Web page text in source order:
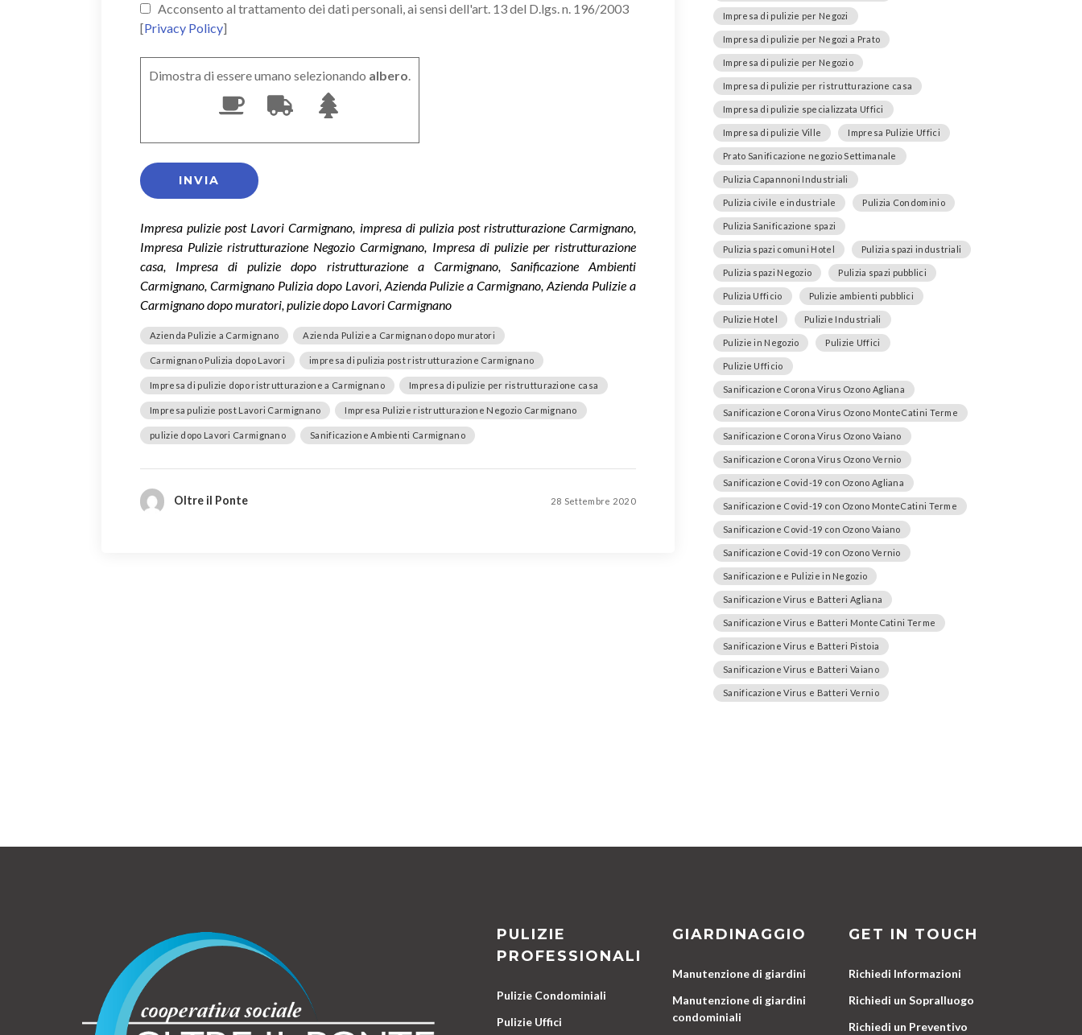
Acconsento al trattamento dei dati personali, ai sensi dell'art. 13 del D.lgs. n. 196/2003
[Privacy Policy]
Dimostra di essere umano selezionando albero.
Impresa pulizie post Lavori Carmignano, impresa di pulizia post ristrutturazione Carmignano,
Impresa Pulizie ristrutturazione Negozio Carmignano, Impresa di pulizie per ristrutturazione
casa, Impresa di pulizie dopo ristrutturazione a Carmignano, Sanificazione Ambienti
Carmignano, Carmignano Pulizia dopo Lavori, Azienda Pulizie a Carmignano, Azienda Pulizie a
Carmignano dopo muratori, pulizie dopo Lavori Carmignano
Azienda Pulizie a Carmignano Azienda Pulizie a Carmignano dopo muratori
Carmignano Pulizia dopo Lavori impresa di pulizia post ristrutturazione Carmignano
Impresa di pulizie dopo ristrutturazione a Carmignano Impresa di pulizie per ristrutturazione casa
Impresa pulizie post Lavori Carmignano Impresa Pulizie ristrutturazione Negozio Carmignano
pulizie dopo Lavori Carmignano Sanificazione Ambienti Carmignano
Oltre il Ponte 28 Settembre 2020
Impresa di pulizie per Negozi
Impresa di pulizie per Negozi a Prato
Impresa di pulizie per Negozio
Impresa di pulizie per ristrutturazione casa
Impresa di pulizie specializzata Uffici
Impresa di pulizie Ville Impresa Pulizie Uffici
Prato Sanificazione negozio Settimanale
Pulizia Capannoni Industriali
Pulizia civile e industriale Pulizia Condominio
Pulizia Sanificazione spazi
Pulizia spazi comuni Hotel Pulizia spazi industriali
Pulizia spazi Negozio Pulizia spazi pubblici
Pulizia Ufficio Pulizie ambienti pubblici
Pulizie Hotel Pulizie Industriali
Pulizie in Negozio Pulizie Uffici
Pulizie Ufficio
Sanificazione Corona Virus Ozono Agliana
Sanificazione Corona Virus Ozono MonteCatini Terme
Sanificazione Corona Virus Ozono Vaiano
Sanificazione Corona Virus Ozono Vernio
Sanificazione Covid-19 con Ozono Agliana
Sanificazione Covid-19 con Ozono MonteCatini Terme
Sanificazione Covid-19 con Ozono Vaiano
Sanificazione Covid-19 con Ozono Vernio
Sanificazione e Pulizie in Negozio
Sanificazione Virus e Batteri Agliana
Sanificazione Virus e Batteri MonteCatini Terme
Sanificazione Virus e Batteri Pistoia
Sanificazione Virus e Batteri Vaiano
Sanificazione Virus e Batteri Vernio
PULIZIE
PROFESSIONALI
Pulizie Condominiali
Pulizie Uffici
GIARDINAGGIO
Manutenzione di giardini
Manutenzione di giardini
condominiali
GET IN TOUCH
Richiedi Informazioni
Richiedi un Sopralluogo
Richiedi un Preventivo